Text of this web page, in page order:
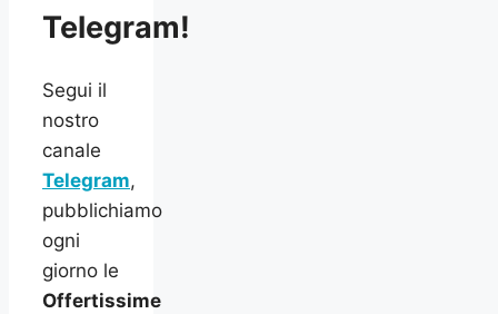
Telegram!
Segui il
nostro
canale
Telegram,
pubblichiamo
ogni
giorno le
Offertissime